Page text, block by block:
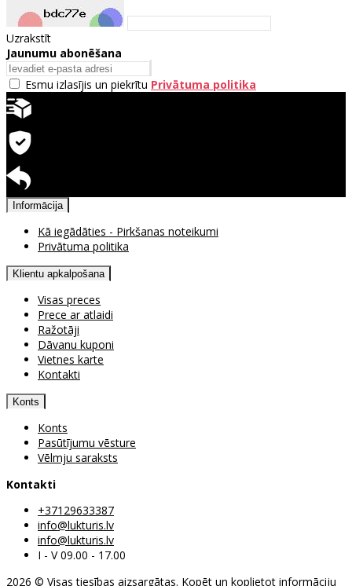
Uzrakstīt
Jaunumu abonēšana
Esmu izlasījis un piekrītu Privātuma politika
Informācija
Kā iegādāties - Pirkšanas noteikumi
Privātuma politika
Klientu apkalpošana
Visas preces
Prece ar atlaidi
Ražotāji
Dāvanu kuponi
Vietnes karte
Kontakti
Konts
Konts
Pasūtījumu vēsture
Vēlmju saraksts
Kontakti
+37129633387
info@lukturis.lv
info@lukturis.lv
I - V 09.00 - 17.00
2026 © Visas tiesības aizsargātas. Kopēt un koplietot informāciju